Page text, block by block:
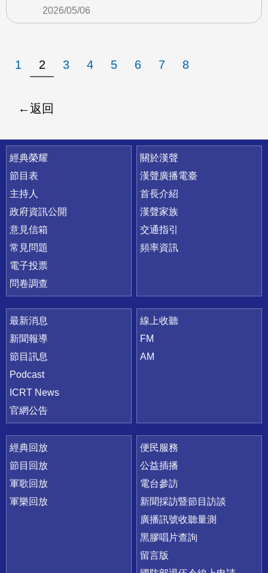
2026/05/06
1 2 3 4 5 6 7 8
返回
快速連結
經典榮耀
節目表
主持人
政府資訊公開
意見信箱
常見問題
電子投票
問卷調查
關於漢聲
漢聲廣播電臺
首長介紹
漢聲家族
交通指引
頻率資訊
最新消息
新聞報導
節目訊息
Podcast
ICRT News
官網公告
線上收聽
FM
AM
經典回放
節目回放
軍歌回放
軍樂回放
便民服務
公益插播
電台參訪
新聞採訪暨節目訪談
廣播訊號收聽量測
黑膠唱片查詢
留言版